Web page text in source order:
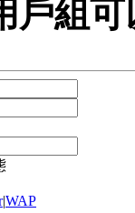
戶組
|WAP